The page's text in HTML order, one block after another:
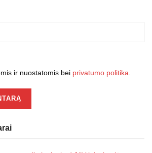
ir nuostatomis bei privatumo politika